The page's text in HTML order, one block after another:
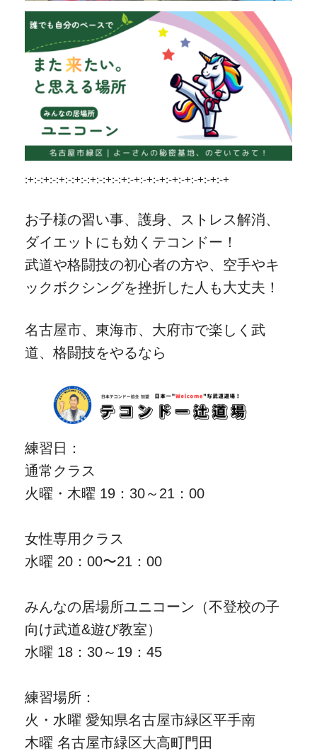
:+:-:+:-:+:-:+:-:+:-:+:-:+:-+:-+:-+:-+:-+:-+:-+:-+
お子様の習い事、護身、ストレス解消、
ダイエットにも効くテコンドー！
武道や格闘技の初心者の方や、空手やキ
ックボクシングを挫折した人も大丈夫！
名古屋市、東海市、大府市で楽しく武
道、格闘技をやるなら
練習日：
通常クラス
火曜・木曜 19：30～21：00
女性専用クラス
水曜 20：00〜21：00
みんなの居場所ユニコーン（不登校の子
向け武道&遊び教室）
水曜 18：30～19：45
練習場所：
火・水曜 愛知県名古屋市緑区平手南
木曜 名古屋市緑区大高町門田